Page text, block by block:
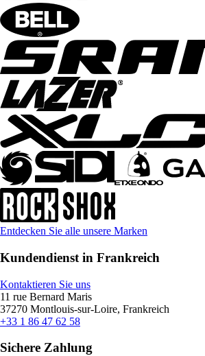
Entdecken Sie alle unsere Marken
Kundendienst in Frankreich
Kontaktieren Sie uns
11 rue Bernard Maris
37270 Montlouis-sur-Loire, Frankreich
+33 1 86 47 62 58
Sichere Zahlung